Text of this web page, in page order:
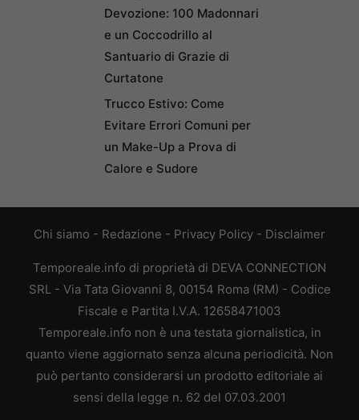
Devozione: 100 Madonnari
e un Coccodrillo al
Santuario di Grazie di
Curtatone
Trucco Estivo: Come
Evitare Errori Comuni per
un Make-Up a Prova di
Calore e Sudore
Chi siamo - Redazione - Privacy Policy - Disclaimer
Temporeale.info di proprietà di DEVA CONNECTION
SRL - Via Tata Giovanni 8, 00154 Roma (RM) - Codice
Fiscale e Partita I.V.A. 12658471003
Temporeale.info non è una testata giornalistica, in
quanto viene aggiornato senza alcuna periodicità. Non
può pertanto considerarsi un prodotto editoriale ai
sensi della legge n. 62 del 07.03.2001